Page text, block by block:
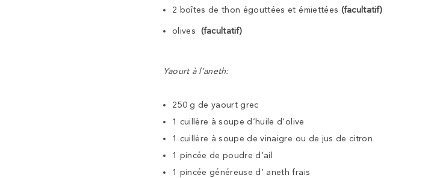
2 boîtes de thon égouttées et émiettées (facultatif)
olives (facultatif)
Yaourt à l’aneth:
250 g de yaourt grec
1 cuillère à soupe d’huile d’olive
1 cuillère à soupe de vinaigre ou de jus de citron
1 pincée de poudre d’ail
1 pincée généreuse d’ aneth frais